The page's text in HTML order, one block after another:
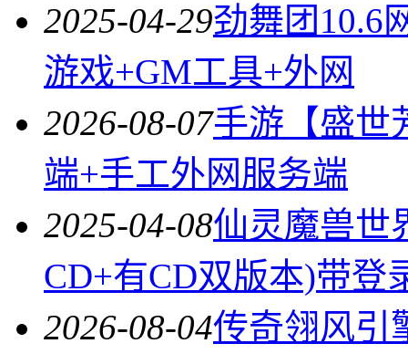
2025-04-29劲舞团10.6
游戏+GM工具+外网
2026-08-07手游【盛世
端+手工外网服务端
2025-04-08仙灵魔兽世
CD+有CD双版本)带登
2026-08-04传奇翎风引